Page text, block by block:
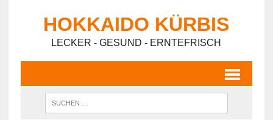
HOKKAIDO KÜRBIS
LECKER - GESUND - ERNTEFRISCH